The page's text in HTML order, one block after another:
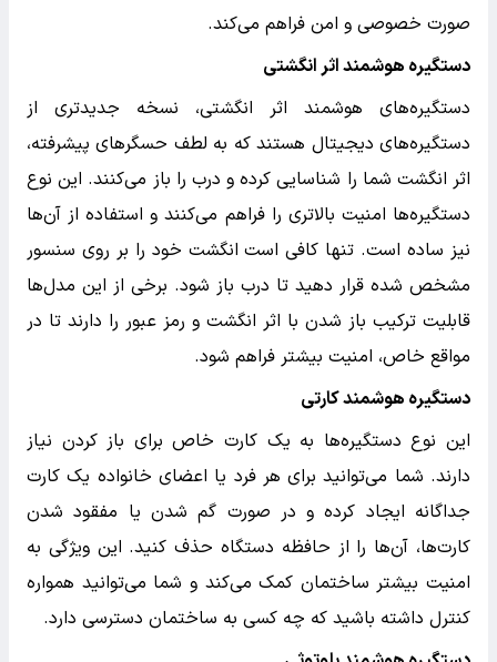
صورت خصوصی و امن فراهم می‌کند.
دستگیره هوشمند اثر انگشتی
دستگیره‌های هوشمند اثر انگشتی، نسخه جدیدتری از
دستگیره‌های دیجیتال هستند که به لطف حسگرهای پیشرفته،
اثر انگشت شما را شناسایی کرده و درب را باز می‌کنند. این نوع
دستگیره‌ها امنیت بالاتری را فراهم می‌کنند و استفاده از آن‌ها
نیز ساده است. تنها کافی است انگشت خود را بر روی سنسور
مشخص شده قرار دهید تا درب باز شود. برخی از این مدل‌ها
قابلیت ترکیب باز شدن با اثر انگشت و رمز عبور را دارند تا در
مواقع خاص، امنیت بیشتر فراهم شود.
دستگیره هوشمند کارتی
این نوع دستگیره‌ها به یک کارت خاص برای باز کردن نیاز
دارند. شما می‌توانید برای هر فرد یا اعضای خانواده یک کارت
جداگانه ایجاد کرده و در صورت گم شدن یا مفقود شدن
کارت‌ها، آن‌ها را از حافظه دستگاه حذف کنید. این ویژگی به
امنیت بیشتر ساختمان کمک می‌کند و شما می‌توانید همواره
کنترل داشته باشید که چه کسی به ساختمان دسترسی دارد.